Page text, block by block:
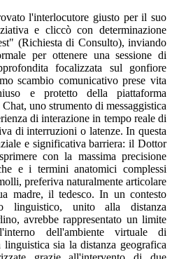
l'interlocutore giusto per il suo
e cliccò con determinazione
(Richiesta di Consulto), inviando
per ottenere una sessione di
focalizzata sul gonfiore
scambio comunicativo prese vita
e protetto della piattaforma
uno strumento di messaggistica
di interazione in tempo reale di
di interruzioni o latenze. In questa
e significativa barriera: il Dottor
con la massima precisione
e i termini anatomici complessi
preferiva naturalmente articolare
madre, il tedesco. In un contesto
linguistico, unito alla distanza
avrebbe rappresentato un limite
dell'ambiente virtuale di
sia la distanza geografica